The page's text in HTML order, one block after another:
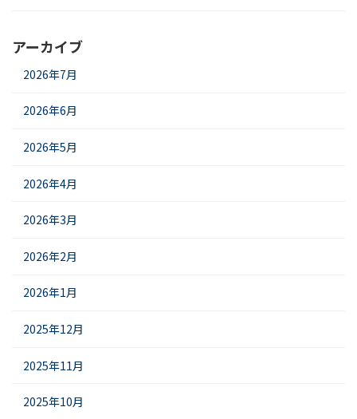
アーカイブ
2026年7月
2026年6月
2026年5月
2026年4月
2026年3月
2026年2月
2026年1月
2025年12月
2025年11月
2025年10月